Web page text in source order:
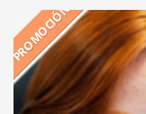
c
i
o
o
r
PROMOCIÓN